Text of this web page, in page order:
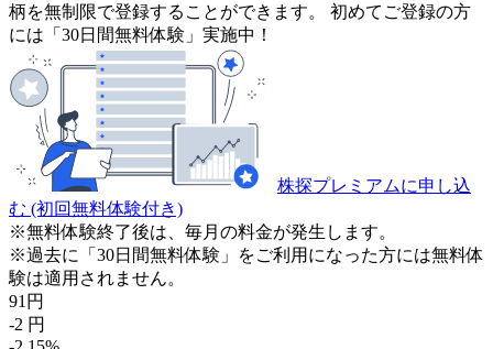
柄を無制限で登録することができます。 初めてご登録の方
には「30日間無料体験」実施中！
株探プレミアムに申し込
む (初回無料体験付き)
※無料体験終了後は、毎月の料金が発生します。
※過去に「30日間無料体験」をご利用になった方には無料体
験は適用されません。
91 円
-2 円